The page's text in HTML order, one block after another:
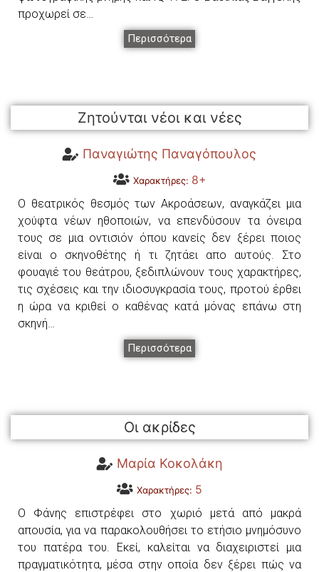
προχωρεί σε…
Περισσότερα
Ζητούνται νέοι και νέες
Παναγιώτης Παναγόπουλος
Χαρακτήρες: 8+
Ο θεατρικός θεσµός των Ακροάσεων, αναγκάζει µια
χούφτα νέων ηθοποιών, να επενδύσουν τα όνειρα
τους σε µια οντισιόν όπου κανείς δεν ξέρει ποιος
είναι ο σκηνοθέτης ή τι ζητάει απο αυτούς. Στο
φουαγιέ του θεάτρου, ξεδιπλώνουν τους χαρακτήρες,
τις σχέσεις και την ιδιοσυγκρασία τους, προτού έρθει
η ώρα να κριθεί ο καθένας κατά µόνας επάνω στη
σκηνή…
Περισσότερα
Οι ακρίδες
Μαρία Κοκολάκη
Χαρακτήρες: 5
Ο Φάνης επιστρέφει στο χωριό μετά από μακρά
απουσία, για να παρακολουθήσει το ετήσιο μνημόσυνο
του πατέρα του. Εκεί, καλείται να διαχειριστεί μια
πραγματικότητα, μέσα στην οποία δεν ξέρει πώς να